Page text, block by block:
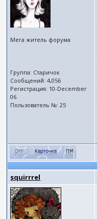
Мега житель форума
Группа: Старичок
Сообщений: 4,056
Регистрация: 10-December
06
Пользователь №: 25
squirrrel